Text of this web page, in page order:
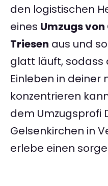
den logistischen
eines Umzugs
Triesen aus und
glatt läuft, sodass
Einleben in deiner
konzentrieren
dem Umzugsprofi
Gelsenkirchen in
erlebe einen